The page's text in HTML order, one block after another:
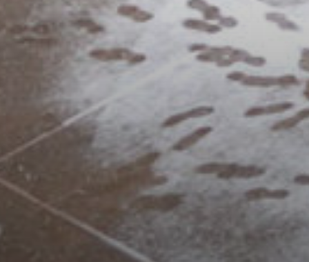
/home/sakurazuka/sakurazuka.ed.jp/public_html/wp-conten
t/themes/sakurazuka_2020/header.php